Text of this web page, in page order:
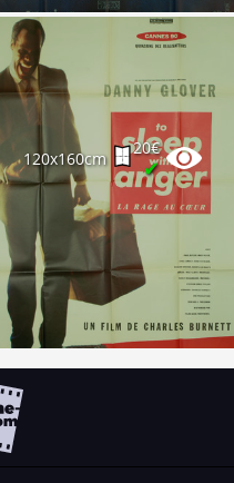
120x160cm
20€
✔